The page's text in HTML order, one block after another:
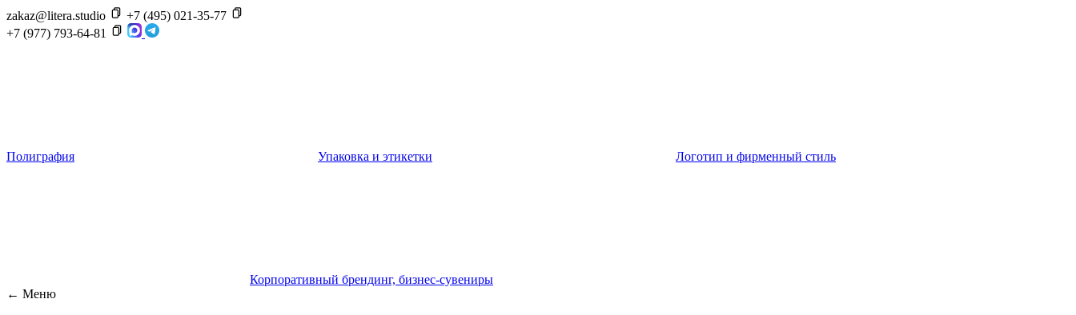
zakaz@litera.studio
+7 (495) 021-35-77
+7 (977) 793-64-81
Полиграфия Упаковка и этикетки Логотип и фирменный стиль
Корпоративный брендинг, бизнес-сувениры
← Меню